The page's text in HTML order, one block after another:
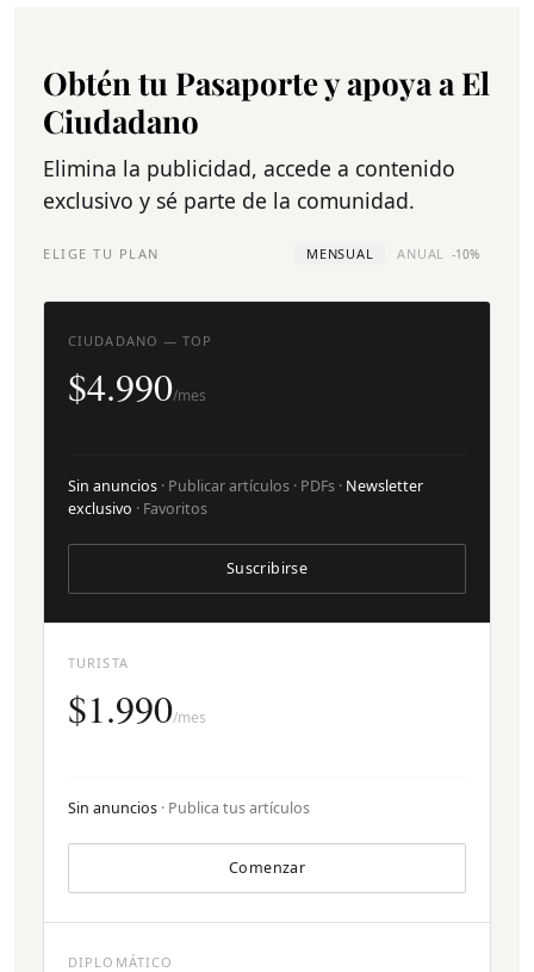
Obtén tu Pasaporte y apoya a El
Ciudadano
Elimina la publicidad, accede a contenido
exclusivo y sé parte de la comunidad.
ELIGE TU PLAN MENSUAL ANUAL -10%
TURISTA
$1.990/mes
Sin anuncios · Publica tus artículos
Comenzar
CIUDADANO — TOP
$4.990/mes
Sin anuncios · Publicar artículos · PDFs · Newsletter
exclusivo · Favoritos
Suscribirse
DIPLOMÁTICO